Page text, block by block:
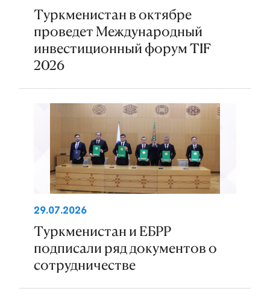
Туркменистан в октябре
проведет Международный
инвестиционный форум TIF
2026
29.07.2026
Туркменистан и ЕБРР
подписали ряд документов о
сотрудничестве